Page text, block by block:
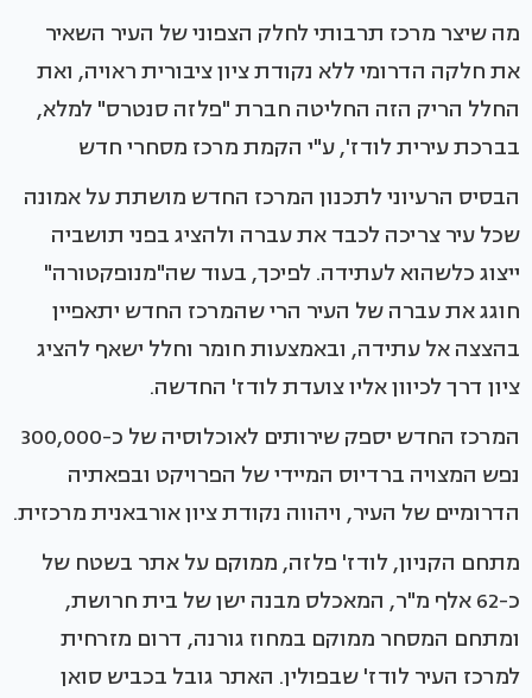
מה שיצר מרכז תרבותי לחלק הצפוני של העיר השאיר
את חלקה הדרומי ללא נקודת ציון ציבורית ראויה, ואת
החלל הריק הזה החליטה חברת "פלזה סנטרס" למלא,
בברכת עירית לודז', ע"י הקמת מרכז מסחרי חדש
הבסיס הרעיוני לתכנון המרכז החדש מושתת על אמונה
שכל עיר צריכה לכבד את עברה ולהציג בפני תושביה
ייצוג כלשהוא לעתידה. לפיכך, בעוד שה"מנופקטורה"
חוגג את עברה של העיר הרי שהמרכז החדש יתאפיין
בהצצה אל עתידה, ובאמצעות חומר וחלל ישאף להציג
ציון דרך לכיוון אליו צועדת לודז' החדשה.
המרכז החדש יספק שירותים לאוכלוסיה של כ-300,000
נפש המצויה ברדיוס המיידי של הפרויקט ובפאתיה
הדרומיים של העיר, ויהווה נקודת ציון אורבאנית מרכזית.
מתחם הקניון, לודז' פלזה, ממוקם על אתר בשטח של
כ-62 אלף מ"ר, המאכלס מבנה ישן של בית חרושת,
ומתחם המסחר ממוקם במחוז גורנה, דרום מזרחית
למרכז העיר לודז' שבפולין. האתר גובל בכביש סואן